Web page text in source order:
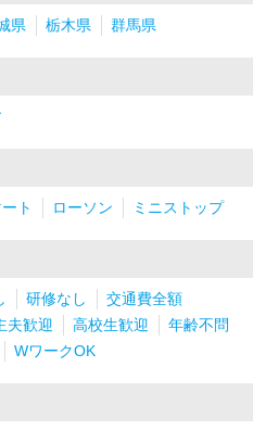
県 栃木県 群馬県
ト ローソン ミニストップ
研修なし
交通費全額
夫歓迎 高校生歓迎
年齢不問
WワークOK